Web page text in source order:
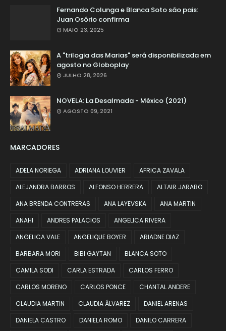
Fernando Colunga e Blanca Soto são pais:
Juan Osório confirma
MAIO 23, 2025
A "trilogia das Marias" será disponibilizada em
agosto no Globoplay
JULHO 28, 2026
NOVELA: La Desalmada - México (2021)
AGOSTO 09, 2021
MARCADORES
ADELA NORIEGA ADRIANA LOUVIER
AFRICA ZAVALA
ALEJANDRA BARROS
ALFONSO HERRERA
ALTAIR JARABO
ANA BRENDA CONTRERAS
ANA LAYEVSKA
ANA MARTIN
ANAHI
ANDRES PALACIOS
ANGELICA RIVERA
ANGELICA VALE
ANGELIQUE BOYER
ARIADNE DIAZ
BARBARA MORI
BIBI GAYTAN
BLANCA SOTO
CAMILA SODI
CARLA ESTRADA
CARLOS FERRO
CARLOS MORENO
CARLOS PONCE
CHANTAL ANDERE
CLAUDIA MARTIN
CLAUDIA ÁLVAREZ
DANIEL ARENAS
DANIELA CASTRO
DANIELA ROMO
DANILO CARRERA